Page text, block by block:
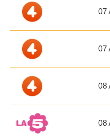
07
07
08
08